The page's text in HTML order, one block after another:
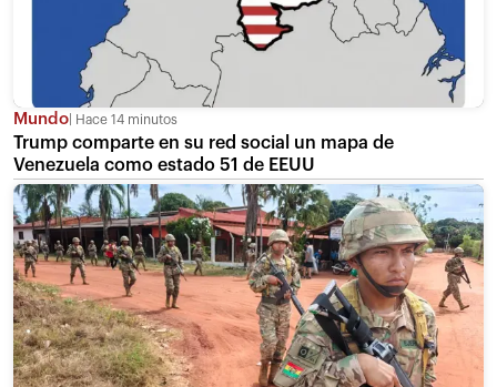
Mundo Hace 14 minutos
Trump comparte en su red social un mapa de
Venezuela como estado 51 de EEUU